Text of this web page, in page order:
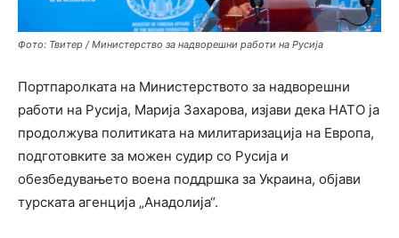
Фото: Твитер / Министерство за надворешни работи на Русија
Портпаролката на Министерството за надворешни
работи на Русија, Марија Захарова, изјави дека НАТО ја
продолжува политиката на милитаризација на Европа,
подготовките за можен судир со Русија и
обезбедувањето воена поддршка за Украина, објави
турската агенција „Анадолија“.